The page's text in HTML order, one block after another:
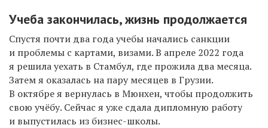
Учеба закончилась, жизнь продолжается
Спустя почти два года учебы начались санкции
и проблемы с картами, визами. В апреле 2022 года
я решила уехать в Стамбул, где прожила два месяца.
Затем я оказалась на пару месяцев в Грузии.
В октябре я вернулась в Мюнхен, чтобы продолжить
свою учёбу. Сейчас я уже сдала дипломную работу
и выпустилась из бизнес-школы.